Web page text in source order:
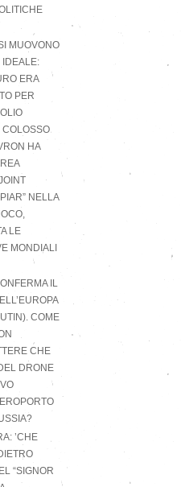
MUOVONO
IDEALE:
ERA
PER
HA
NELLA
LE
MONDIALI
IL
COME
CHE
DRONE
’CHE
“SIGNOR